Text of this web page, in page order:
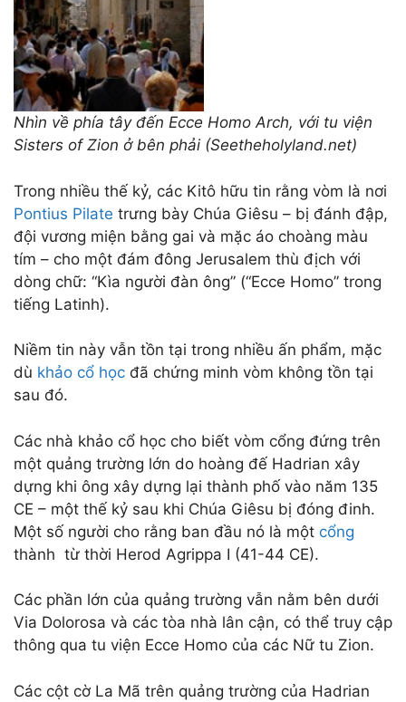
Nhìn về phía tây đến Ecce Homo Arch, với tu viện
Sisters of Zion ở bên phải (Seetheholyland.net)
Trong nhiều thế kỷ, các Kitô hữu tin rằng vòm là nơi
Pontius Pilate trưng bày Chúa Giêsu – bị đánh đập,
đội vương miện bằng gai và mặc áo choàng màu
tím – cho một đám đông Jerusalem thù địch với
dòng chữ: “Kìa người đàn ông” (“Ecce Homo” trong
tiếng Latinh).
Niềm tin này vẫn tồn tại trong nhiều ấn phẩm, mặc
dù khảo cổ học đã chứng minh vòm không tồn tại
sau đó.
Các nhà khảo cổ học cho biết vòm cổng đứng trên
một quảng trường lớn do hoàng đế Hadrian xây
dựng khi ông xây dựng lại thành phố vào năm 135
CE – một thế kỷ sau khi Chúa Giêsu bị đóng đinh.
Một số người cho rằng ban đầu nó là một cổng
thành từ thời Herod Agrippa I (41-44 CE).
Các phần lớn của quảng trường vẫn nằm bên dưới
Via Dolorosa và các tòa nhà lân cận, có thể truy cập
thông qua tu viện Ecce Homo của các Nữ tu Zion.
Các cột cờ La Mã trên quảng trường của Hadrian